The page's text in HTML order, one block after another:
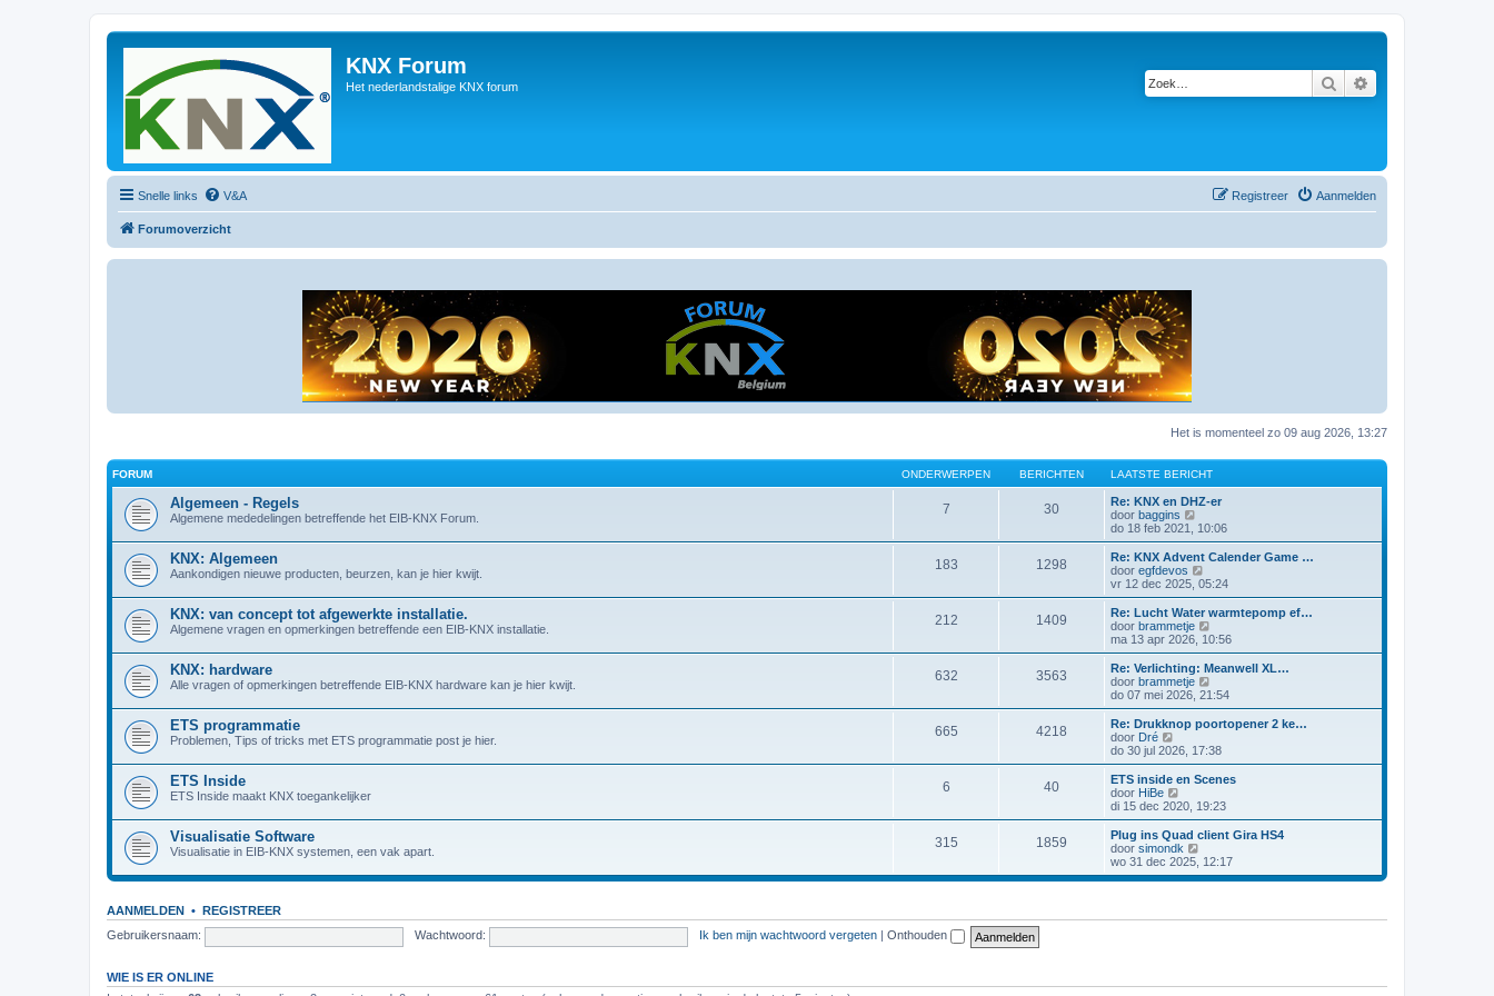
KNX Forum
Het nederlandstalige KNX forum Zoek
Snelle links V&A Aanmelden
Registreer
Forumoverzicht
Het is momenteel zo 09 aug 2026, 13:27
FORUM ONDERWERPEN BERICHTEN LAATSTE BERICHT
Algemeen - Regels
Algemene mededelingen betreffende het EIB-KNX Forum.
7 30
Re: KNX en DHZ-er
door baggins
e
k
i
j
k
a
t
s
e
b
e
r
i
h
t
do 18 feb 2021, 10:06
KNX: Algemeen
Aankondigen nieuwe producten, beurzen, kan je hier kwijt.
183 1298
Re: KNX Advent Calender Game …
door egfdevos
e
k
i
j
k
a
a
t
s
e
e
r
i
h
t
vr 12 dec 2025, 05:24
KNX: van concept tot afgewerkte installatie.
Algemene vragen en opmerkingen betreffende een EIB-KNX installatie.
212 1409
Re: Lucht Water warmtepomp ef…
door brammetje
e
k
i
k
a
t
s
e
e
r
i
h
t
ma 13 apr 2026, 10:56
KNX: hardware
Alle vragen of opmerkingen betreffende EIB-KNX hardware kan je hier kwijt.
632 3563
Re: Verlichting: Meanwell XL…
door brammetje
e
k
i
k
a
t
s
e
e
r
h
do 07 mei 2026, 21:54
ETS programmatie
Problemen, Tips of tricks met ETS programmatie post je hier.
665 4218
Re: Drukknop poortopener 2 ke…
door Dré
e
k
i
j
k
a
t
s
t
e
t
do 30 jul 2026, 17:38
ETS Inside
ETS Inside maakt KNX toegankelijker
6 40
ETS inside en Scenes
door HiBe
e
k
i
j
k
a
s
r
di 15 dec 2020, 19:23
Visualisatie Software
Visualisatie in EIB-KNX systemen, een vak apart.
315 1859
Plug ins Quad client Gira HS4
door simondk
e
k
wo 31 dec 2025, 12:17
AANMELDEN • REGISTREER
Gebruikersnaam:
Wachtwoord: Ik ben mijn wachtwoord vergeten Onthouden
WIE IS ER ONLINE